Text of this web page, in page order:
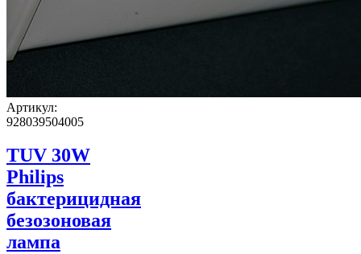
Артикул:
928039504005
TUV 30W
Philips
бактерицидная
безозоновая
лампа